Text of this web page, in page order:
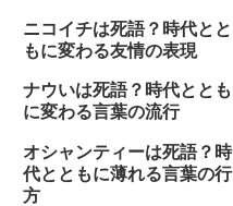
ニコイチは死語？時代とと
もに変わる友情の表現
ナウいは死語？時代ととも
に変わる言葉の流行
オシャンティーは死語？時
代とともに薄れる言葉の行
方